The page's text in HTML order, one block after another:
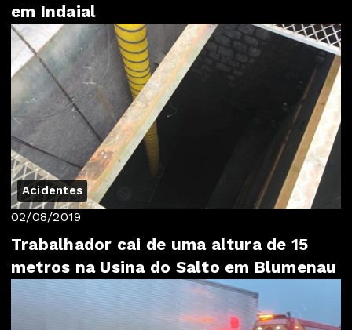
em Indaial
Acidentes
02/08/2019
Trabalhador cai de uma altura de 15
metros na Usina do Salto em Blumenau